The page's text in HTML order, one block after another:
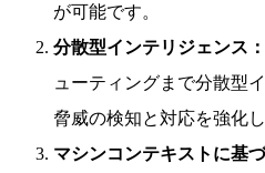
が可能です。
分散型インテリジェンス：
ューティングまで分散型
脅威の検知と対応を強化し
マシンコンテキストに基